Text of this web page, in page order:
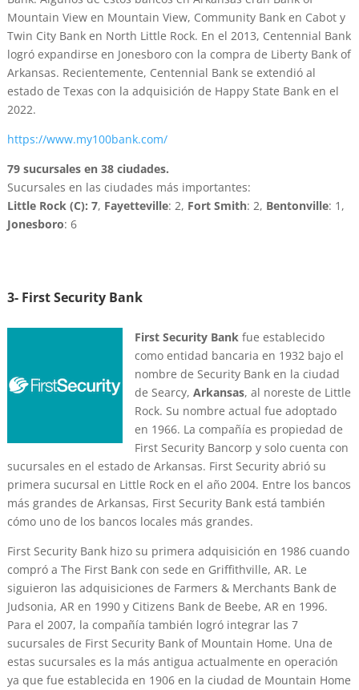
Mountain View en Mountain View, Community Bank en Cabot y
Twin City Bank en North Little Rock. En el 2013, Centennial Bank
logró expandirse en Jonesboro con la compra de Liberty Bank of
Arkansas. Recientemente, Centennial Bank se extendió al
estado de Texas con la adquisición de Happy State Bank en el
2022.
https://www.my100bank.com/
79 sucursales en 38 ciudades.
Sucursales en las ciudades más importantes:
Little Rock (C): 7, Fayetteville: 2, Fort Smith: 2, Bentonville: 1,
Jonesboro: 6
3- First Security Bank
First Security Bankfue establecido
como entidad bancaria en 1932 bajo el
nombre de Security Bank en la ciudad
de Searcy, Arkansas, al noreste de Little
Rock. Su nombre actual fue adoptado
en 1966. La compañía es propiedad de
First Security Bancorp y solo cuenta con
sucursales en el estado de Arkansas. First Security abrió su
primera sucursal en Little Rock en el año 2004. Entre los bancos
más grandes de Arkansas, First Security Bank está también
cómo uno de los bancos locales más grandes.
First Security Bank hizo su primera adquisición en 1986 cuando
compró a The First Bank con sede en Griffithville, AR. Le
siguieron las adquisiciones de Farmers & Merchants Bank de
Judsonia, AR en 1990 y Citizens Bank de Beebe, AR en 1996.
Para el 2007, la compañía también logró integrar las 7
sucursales de First Security Bank of Mountain Home. Una de
estas sucursales es la más antigua actualmente en operación
ya que fue establecida en 1906 en la ciudad de Mountain Home